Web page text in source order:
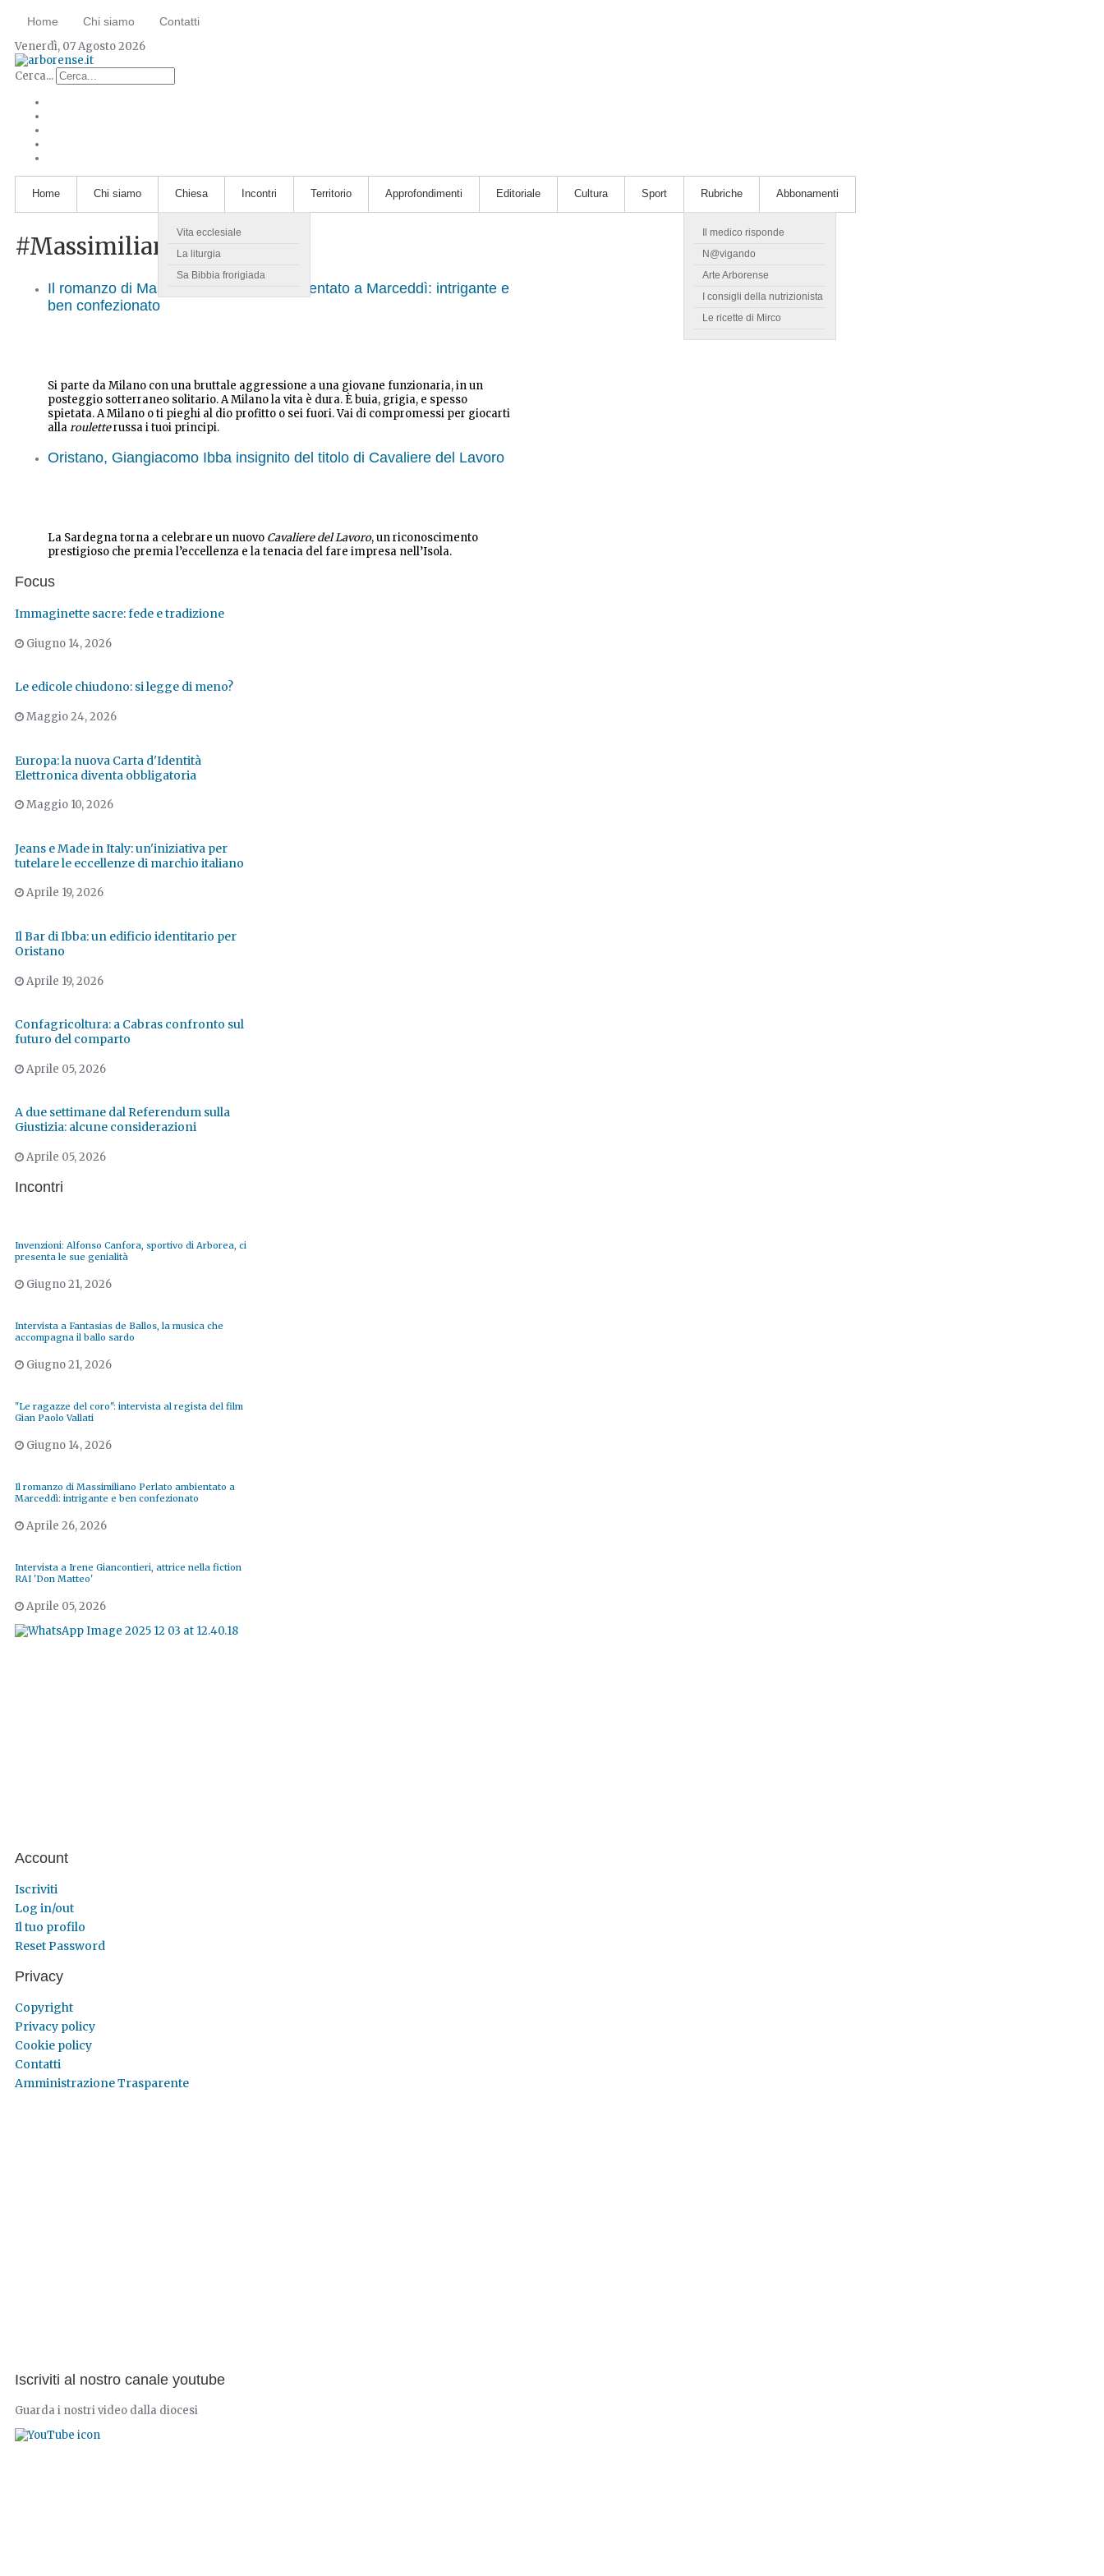
Home Chi siamo Contatti
Venerdì, 07 Agosto 2026
Cerca...
Home Chi siamo Chiesa
Vita ecclesiale
La liturgia
Sa Bibbia frorigiada
Incontri Territorio Approfondimenti Editoriale Cultura Sport Rubriche
Il medico risponde
N@vigando
Arte Arborense
I consigli della nutrizionista
Le ricette di Mirco
Abbonamenti
#MassimilianoPerlato
Il romanzo di Massimiliano Perlato ambientato a Marceddì: intrigante e
ben confezionato
Si parte da Milano con una bruttale aggressione a una giovane funzionaria, in un
posteggio sotterraneo solitario. A Milano la vita è dura. È buia, grigia, e spesso
spietata. A Milano o ti pieghi al dio profitto o sei fuori. Vai di compromessi per giocarti
allarouletterussa i tuoi principi.
Oristano, Giangiacomo Ibba insignito del titolo di Cavaliere del Lavoro
La Sardegna torna a celebrare un nuovo Cavaliere del Lavoro, un riconoscimento
prestigioso che premia l’eccellenza e la tenacia del fare impresa nell’Isola.
Focus
Immaginette sacre: fede e tradizione
Giugno 14, 2026
Le edicole chiudono: si legge di meno?
Maggio 24, 2026
Europa: la nuova Carta d'Identità
Elettronica diventa obbligatoria
Maggio 10, 2026
Jeans e Made in Italy: un'iniziativa per
tutelare le eccellenze di marchio italiano
Aprile 19, 2026
Il Bar di Ibba: un edificio identitario per
Oristano
Aprile 19, 2026
Confagricoltura: a Cabras confronto sul
futuro del comparto
Aprile 05, 2026
A due settimane dal Referendum sulla
Giustizia: alcune considerazioni
Aprile 05, 2026
Incontri
Invenzioni: Alfonso Canfora, sportivo di Arborea, ci
presenta le sue genialità
Giugno 21, 2026
Intervista a Fantasias de Ballos, la musica che
accompagna il ballo sardo
Giugno 21, 2026
"Le ragazze del coro": intervista al regista del film
Gian Paolo Vallati
Giugno 14, 2026
Il romanzo di Massimiliano Perlato ambientato a
Marceddì: intrigante e ben confezionato
Aprile 26, 2026
Intervista a Irene Giancontieri, attrice nella fiction
RAI 'Don Matteo'
Aprile 05, 2026
Account
Iscriviti
Log in/out
Il tuo profilo
Reset Password
Privacy
Copyright
Privacy policy
Cookie policy
Contatti
Amministrazione Trasparente
Iscriviti al nostro canale youtube
Guarda i nostri video dalla diocesi